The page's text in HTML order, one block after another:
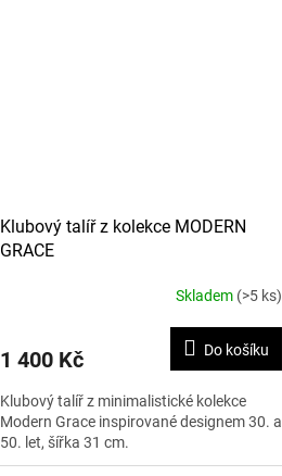
Klubový talíř z kolekce MODERN
GRACE
Skladem (>5 ks)
1 400 Kč Do košíku
Klubový talíř z minimalistické kolekce
Modern Grace inspirované designem 30. a
50. let, šířka 31 cm.